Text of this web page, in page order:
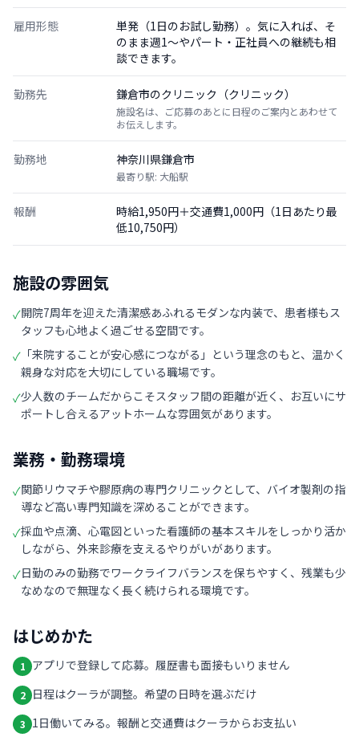
雇用形態
単発（1日のお試し勤務）。気に入れば、そ
のまま週1〜やパート・正社員への継続も相
談できます。
勤務先 鎌倉市のクリニック（クリニック）
施設名は、ご応募のあとに日程のご案内とあわせて
お伝えします。
勤務地 神奈川県鎌倉市
最寄り駅: 大船駅
報酬
時給1,950円＋交通費1,000円（1日あたり最
低10,750円）
施設の雰囲気
✓開院7周年を迎えた清潔感あふれるモダンな内装で、患者様もス
タッフも心地よく過ごせる空間です。
✓ 「来院することが安心感につながる」という理念のもと、温かく
親身な対応を大切にしている職場です。
✓少人数のチームだからこそスタッフ間の距離が近く、お互いにサ
ポートし合えるアットホームな雰囲気があります。
業務・勤務環境
✓関節リウマチや膠原病の専門クリニックとして、バイオ製剤の指
導など高い専門知識を深めることができます。
✓採血や点滴、心電図といった看護師の基本スキルをしっかり活か
しながら、外来診療を支えるやりがいがあります。
✓日勤のみの勤務でワークライフバランスを保ちやすく、残業も少
なめなので無理なく長く続けられる環境です。
はじめかた
1 アプリで登録して応募。履歴書も面接もいりません
2 日程はクーラが調整。希望の日時を選ぶだけ
3 1日働いてみる。報酬と交通費はクーラからお支払い